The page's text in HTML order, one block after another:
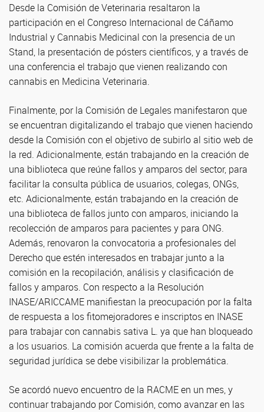
Desde la Comisión de Veterinaria resaltaron la
participación en el Congreso Internacional de Cáñamo
Industrial y Cannabis Medicinal con la presencia de un
Stand, la presentación de pósters científicos, y a través de
una conferencia el trabajo que vienen realizando con
cannabis en Medicina Veterinaria.
Finalmente, por la Comisión de Legales manifestaron que
se encuentran digitalizando el trabajo que vienen haciendo
desde la Comisión con el objetivo de subirlo al sitio web de
la red. Adicionalmente, están trabajando en la creación de
una biblioteca que reúne fallos y amparos del sector, para
facilitar la consulta pública de usuarios, colegas, ONGs,
etc. Adicionalmente, están trabajando en la creación de
una biblioteca de fallos junto con amparos, iniciando la
recolección de amparos para pacientes y para ONG.
Además, renovaron la convocatoria a profesionales del
Derecho que estén interesados en trabajar junto a la
comisión en la recopilación, análisis y clasificación de
fallos y amparos. Con respecto a la Resolución
INASE/ARICCAME manifiestan la preocupación por la falta
de respuesta a los fitomejoradores e inscriptos en INASE
para trabajar con cannabis sativa L. ya que han bloqueado
a los usuarios. La comisión acuerda que frente a la falta de
seguridad jurídica se debe visibilizar la problemática.
Se acordó nuevo encuentro de la RACME en un mes, y
continuar trabajando por Comisión, como avanzar en las